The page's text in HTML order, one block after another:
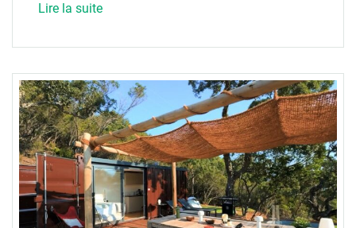
Lire la suite